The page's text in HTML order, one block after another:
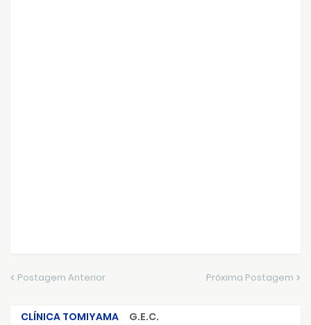
Postagem Anterior Próxima Postagem
CLÍNICA TOMIYAMA
G.E.C.